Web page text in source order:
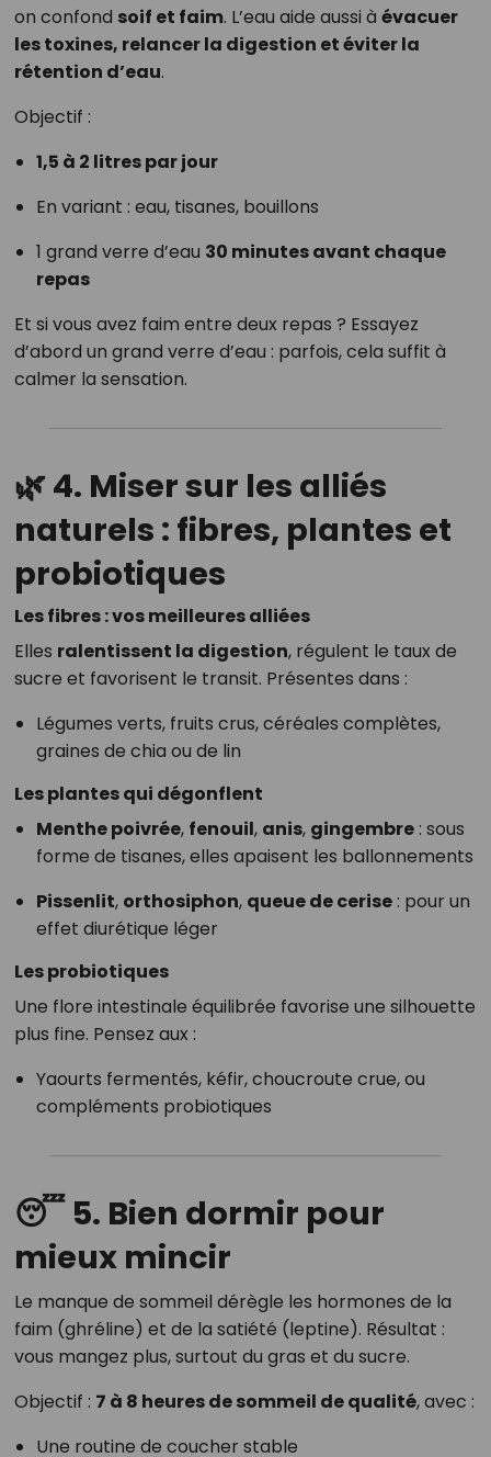
on confond soif et faim. L’eau aide aussi à évacuer
les toxines, relancer la digestion et éviter la
rétention d’eau.
Objectif :
1,5 à 2 litres par jour
En variant : eau, tisanes, bouillons
1 grand verre d’eau 30 minutes avant chaque
repas
Et si vous avez faim entre deux repas ? Essayez
d’abord un grand verre d’eau : parfois, cela suffit à
calmer la sensation.
🌿 4. Miser sur les alliés
naturels : fibres, plantes et
probiotiques
Les fibres : vos meilleures alliées
Elles ralentissent la digestion, régulent le taux de
sucre et favorisent le transit. Présentes dans :
Légumes verts, fruits crus, céréales complètes,
graines de chia ou de lin
Les plantes qui dégonflent
Menthe poivrée, fenouil, anis, gingembre: sous
forme de tisanes, elles apaisent les ballonnements
Pissenlit, orthosiphon, queue de cerise: pour un
effet diurétique léger
Les probiotiques
Une flore intestinale équilibrée favorise une silhouette
plus fine. Pensez aux :
Yaourts fermentés, kéfir, choucroute crue, ou
compléments probiotiques
😴 5. Bien dormir pour
mieux mincir
Le manque de sommeil dérègle les hormones de la
faim (ghréline) et de la satiété (leptine). Résultat :
vous mangez plus, surtout du gras et du sucre.
Objectif : 7 à 8 heures de sommeil de qualité, avec :
Une routine de coucher stable